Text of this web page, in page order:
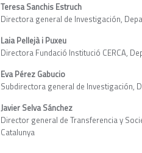
Teresa Sanchis Estruch
Directora general de Investigación,
Laia Pellejà i Puxeu
Directora Fundació Institució CERCA,
Eva Pérez Gabucio
Subdirectora general de Investigación,
Javier Selva Sánchez
Director general de Transferencia y
Catalunya